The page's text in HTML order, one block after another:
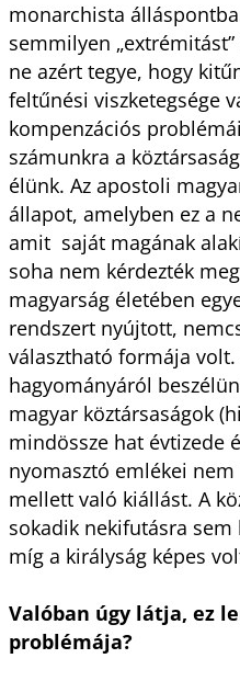
monarchista
semmilyen
ne azért tegye, hogy
feltűnési viszketegsége
kompenzációs
számunkra a
élünk. Az apostoli
állapot, amelyben ez a
amit saját magának
soha nem kérdezték
magyarság életében
rendszert nyújtott,
választható formája volt.
hagyományáról
magyar köztársaságok
mindössze hat évtizede
nyomasztó emlékei
mellett való kiállást. A
sokadik nekifutásra
míg a királyság képes
Valóban úgy látja, ez
problémája?